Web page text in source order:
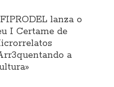
lanza o
I Certame de
a